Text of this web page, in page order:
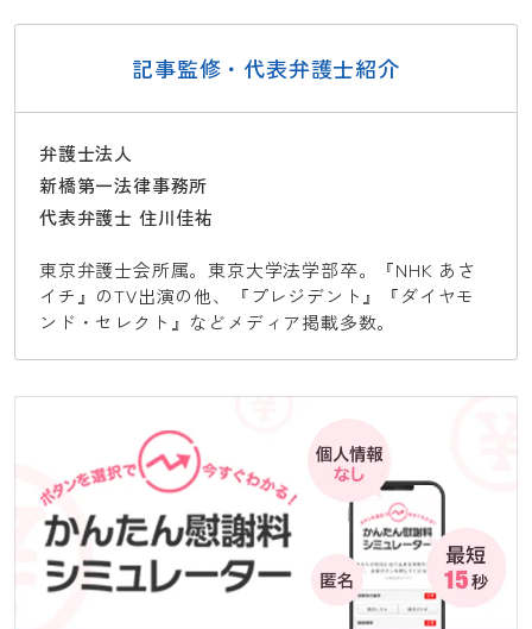
記事監修・代表弁護士紹介
弁護士法人
新橋第一法律事務所
代表弁護士 住川佳祐
東京弁護士会所属。東京大学法学部卒。『NHK あさ
イチ』のTV出演の他、『プレジデント』『ダイヤモ
ンド・セレクト』などメディア掲載多数。